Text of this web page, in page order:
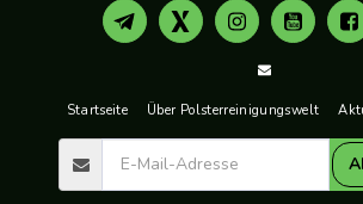
Startseite Über Polsterreinigungswelt